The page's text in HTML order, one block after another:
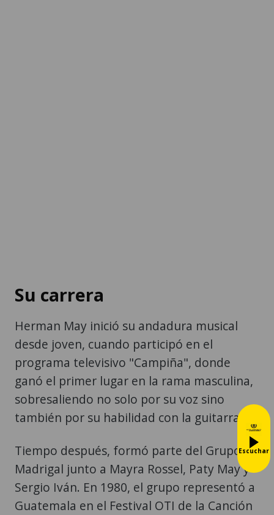
Su carrera
Herman May inició su andadura musical
desde joven, cuando participó en el
programa televisivo "Campiña", donde
ganó el primer lugar en la rama masculina,
sobresaliendo no solo por su voz sino
también por su habilidad con la guitarra.
Tiempo después, formó parte del Grupo
Madrigal junto a Mayra Rossel, Paty May y
Sergio Iván. En 1980, el grupo representó a
Guatemala en el Festival OTI de la Canción
Escuchar